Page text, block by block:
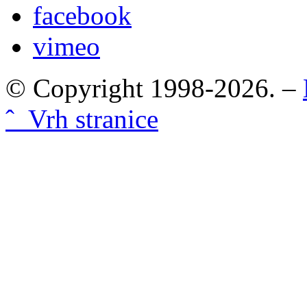
facebook
vimeo
© Copyright 1998-2026. –
ˆ Vrh stranice